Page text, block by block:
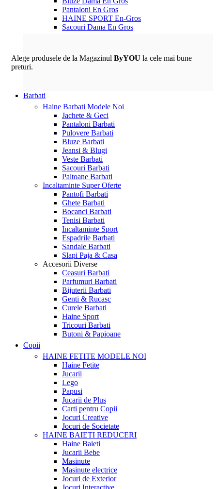
Pantaloni En Gros
HAINE SPORT En-Gros
Sacouri Dama En Gros
Alege produsele de la Magazinul ByYOU la cele mai bune
preturi.
Barbati
Haine Barbati Modele Noi
Jachete & Geci
Pantaloni Barbati
Pulovere Barbati
Bluze Barbati
Jeansi & Blugi
Veste Barbati
Sacouri Barbati
Paltoane Barbati
Incaltaminte Super Oferte
Pantofi Barbati
Ghete Barbati
Bocanci Barbati
Tenisi Barbati
Incaltaminte Sport
Espadrile Barbati
Sandale Barbati
Slapi Paja & Casa
Accesorii Diverse
Ceasuri Barbati
Parfumuri Barbati
Bijuterii Barbati
Genti & Rucasc
Curele Barbati
Haine Sport
Tricouri Barbati
Butoni & Papioane
Copii
HAINE FETITE MODELE NOI
Haine Fetite
Jucarii
Lego
Papusi
Jucarii de Plus
Carti pentru Copii
Jocuri Creative
Jocuri de Societate
HAINE BAIETI REDUCERI
Haine Baieti
Jucarii Bebe
Masinute
Masinute electrice
Jocuri de Exterior
Jocuri Interactive